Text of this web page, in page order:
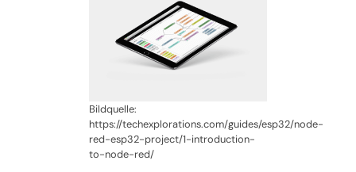
Bildquelle:
https://techexplorations.com/guides/esp32/node-
red-esp32-project/1-introduction-
to-node-red/